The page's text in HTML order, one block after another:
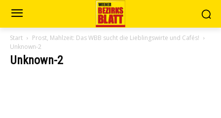
Start
Prost, Mahlzeit: Das WBB sucht die Lieblingswirte und Cafés!
Unknown-2
Unknown-2